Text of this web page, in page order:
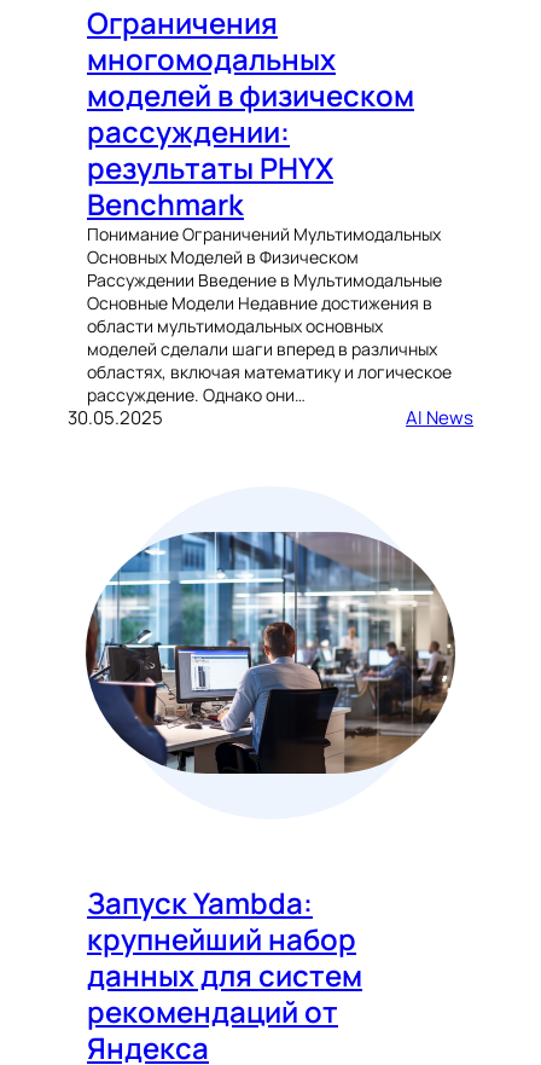
Ограничения
многомодальных
моделей в физическом
рассуждении:
результаты PHYX
Benchmark
Понимание Ограничений Мультимодальных
Основных Моделей в Физическом
Рассуждении Введение в Мультимодальные
Основные Модели Недавние достижения в
области мультимодальных основных
моделей сделали шаги вперед в различных
областях, включая математику и логическое
рассуждение. Однако они…
30.05.2025 AI News
Запуск Yambda:
крупнейший набор
данных для систем
рекомендаций от
Яндекса